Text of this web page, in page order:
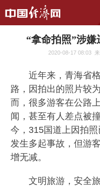
“拿命拍照”涉
2020-08-17 08:03
近年来，青海省格
路，因拍出的照片较
而，很多游客在公路
闻，甚至有人差点被
今，315国道上因拍
发生多起事故，但游
增无减。
文明旅游，安全旅